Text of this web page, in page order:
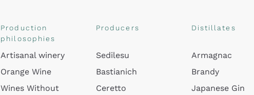
Production
philosophies
Artisanal winery
Orange Wine
Wines Without
Producers
Sedilesu
Bastianich
Ceretto
Distillates
Armagnac
Brandy
Japanese Gin